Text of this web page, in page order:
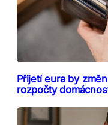
Přijetí eura by
rozpočty